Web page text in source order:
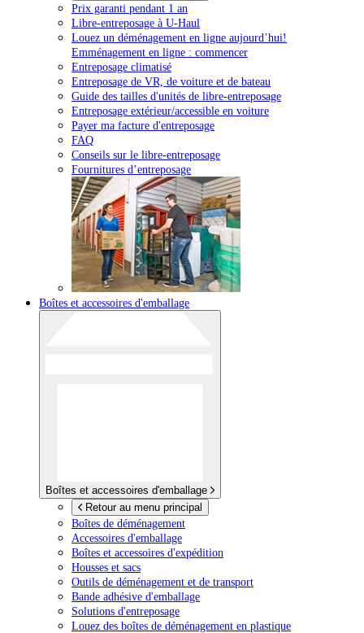
Prix garanti pendant 1 an
Libre-entreposage à U-Haul
Louez un déménagement en ligne aujourd’hui!
Emménagement en ligne : commencer
Entreposage climatisé
Entreposage de VR, de voiture et de bateau
Guide des tailles d'unités de libre-entreposage
Entreposage extérieur/accessible en voiture
Payer ma facture d'entreposage
FAQ
Conseils sur le libre-entreposage
Fournitures d’entreposage
Boîtes et accessoires d'emballage
Boîtes et accessoires d'emballage
Retour au menu principal
Boîtes de déménagement
Accessoires d'emballage
Boîtes et accessoires d'expédition
Housses et sacs
Outils de déménagement et de transport
Bande adhésive d'emballage
Solutions d'entreposage
Louez des boîtes de déménagement en plastique